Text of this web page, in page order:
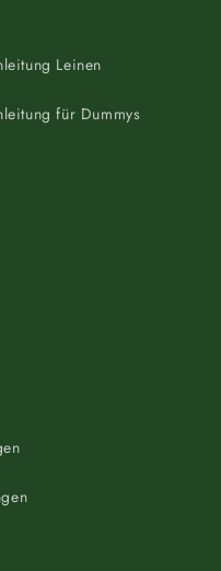
Leinen
für Dummys